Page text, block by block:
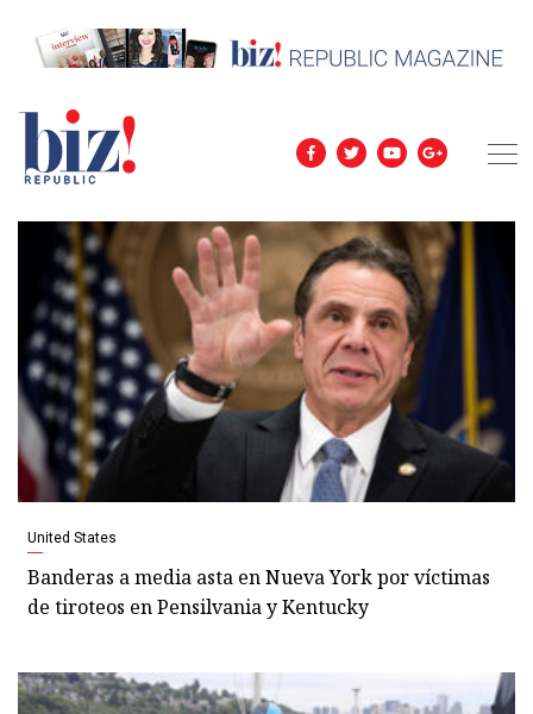
United States
Banderas a media asta en Nueva York por víctimas
de tiroteos en Pensilvania y Kentucky